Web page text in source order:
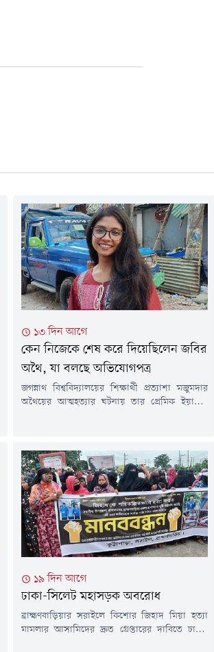
১৩ দিন আগে
কেন নিজেকে শেষ করে দিয়েছিলেন জবির
অথৈ, যা বলছে অভিযোগপত্র
জগন্নাথ বিশ্ববিদ্যালয়ের শিক্ষার্থী প্রত্যাশা মজুমদার
অথৈয়ের আত্মহত্যার ঘটনায় তার প্রেমিক ইয়াছিন
কারণেই অথৈ আত্মহত্যার পথ বেছে নেন। তবে
ইয়াছিনের আইনজীবীর দাবি, তিনি সম্প্রতি হৃদরোগে
আক্রান্ত হয়ে মারা গেছেন।গত বছরের ২৯ এপ্রিল
সূত্রাপুরের লক্ষ্মীবাজারের...
১৯ দিন আগে
ঢাকা-সিলেট মহাসড়ক অবরোধ
ব্রাহ্মণবাড়িয়ার সরাইলে কিশোর জিহাদ মিয়া হত্যা
মামলার আসামিদের দ্রুত গ্রেপ্তারের দাবিতে ঢাকা-